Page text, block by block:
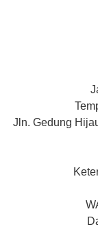
Jln. Gedung